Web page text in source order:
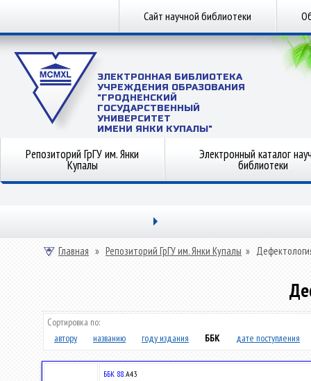
Сайт научной библиотеки
ЭЛЕКТРОННАЯ БИБЛИОТЕКА
УЧРЕЖДЕНИЯ ОБРАЗОВАНИЯ
"ГРОДНЕНСКИЙ
ГОСУДАРСТВЕННЫЙ
УНИВЕРСИТЕТ
ИМЕНИ ЯНКИ КУПАЛЫ"
Репозиторий ГрГУ им. Янки
Купалы
Электронный каталог
библиотеки
Главная » Репозиторий ГрГУ им. Янки Купалы »
Сортировка по:
автору
названию году издания ББК дате поступления
ББК 88.А43